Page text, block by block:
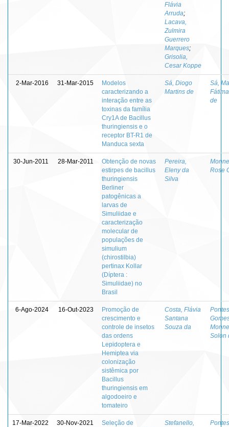
Flávia
Arruda;
Lacava,
Zulmira
Guerrero
Marques;
Grisolia,
Cesar Koppe
2-Mar-2016 31-Mar-2015
Modelos
caracterizando a
interação entre as
toxinas da família
Cry1A de Bacillus
thuringiensis e o
receptor BT-R1 de
Manduca sexta
Sá, Diogo
Martins de
Sá,
de
30-Jun-2011 28-Mar-2011
Obtenção de novas
estirpes de bacillus
thuringiensis
Berliner
patogênicas a
larvas de
Simuliidae e
caracterização
molecular de
populações de
simulium
(chirostilbia)
pertinax Kollar
(Díptera :
Simuliidae) no
Brasil
Pereira,
Eleny da
Silva
Rose
6-Ago-2024 16-Out-2023
Promoção de
crescimento e
controle de insetos
das ordens
Lepidoptera e
Hemiptea via
colonização
sistêmica por
Bacillus
thuringiensis em
algodoeiro e
tomateiro
Costa, Flávia
Santana
Souza da
Solon
17-Mar-2022 30-Nov-2021
Seleção de
Stefanello,